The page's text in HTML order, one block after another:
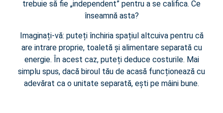
trebuie să fie „independent” pentru a se califica. Ce
înseamnă asta?
Imaginați-vă: puteți închiria spațiul altcuiva pentru că
are intrare proprie, toaletă și alimentare separată cu
energie. În acest caz, puteți deduce costurile. Mai
simplu spus, dacă biroul tău de acasă funcționează cu
adevărat ca o unitate separată, ești pe mâini bune.